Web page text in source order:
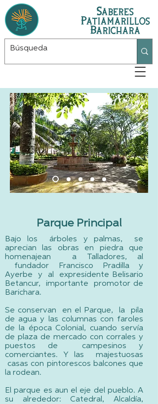
Saberes
Patiamarillos
Barichara
Parque Principal
Bajo los árboles y palmas, se
aprecian las obras en piedra que
homenajean a Talladores, al
fundador Francisco Pradilla y
Ayerbe y al expresidente Belisario
Betancur, importante promotor de
Barichara.
Se conservan en el Parque, la pila
de agua y las columnas con faroles
de la época Colonial, cuando servía
de plaza de mercado con corrales y
puestos de campesinos y
comerciantes. Y las majestuosas
casas con pintorescos balcones que
la rodean.
El parque es aun el eje del pueblo. A
su alrededor: Catedral, Alcaldía,